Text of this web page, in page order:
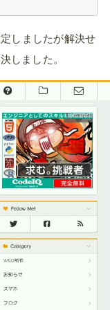
しましたが解決せ
しました。